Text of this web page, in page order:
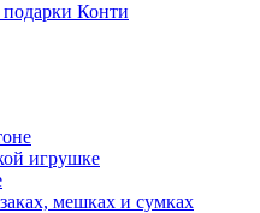
Конти
игрушке
мешках и сумках